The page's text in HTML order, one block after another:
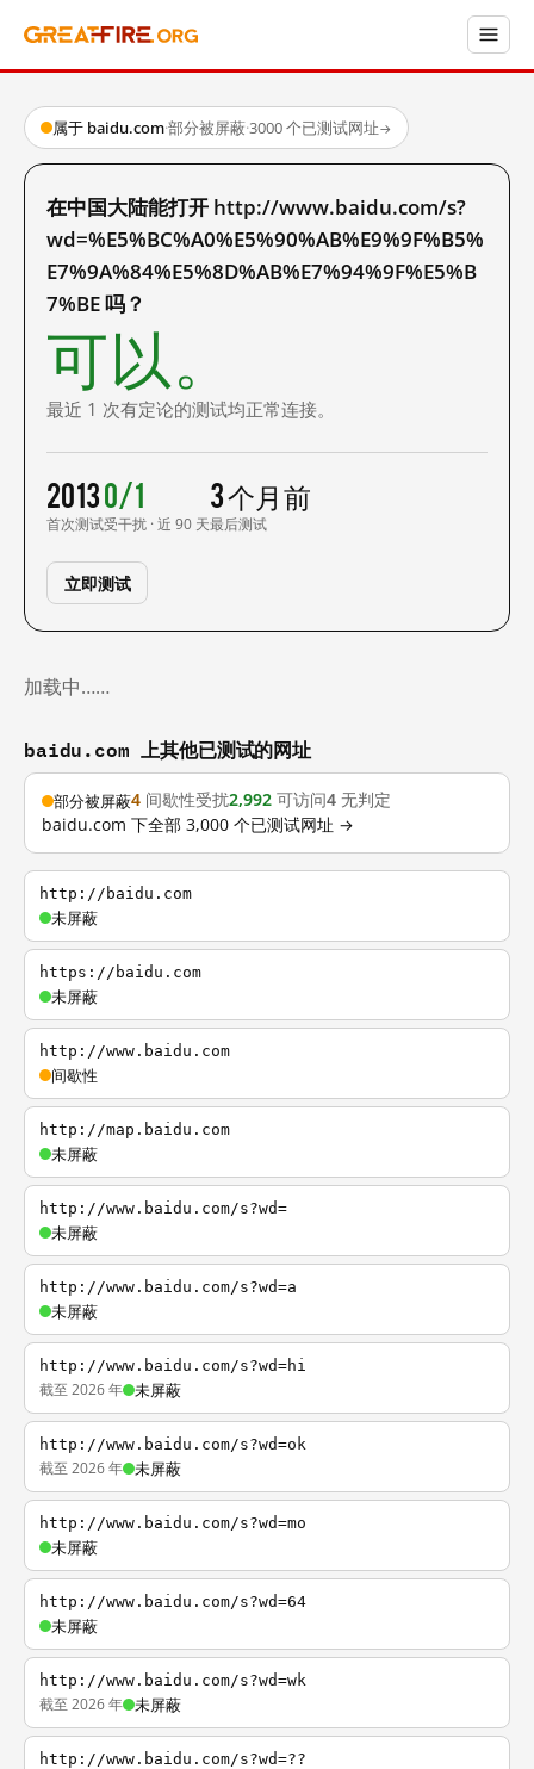
属于 baidu.com·部分被屏蔽·3000 个已测试网址→
在中国大陆能打开 http://www.baidu.com/s?
wd=%E5%BC%A0%E5%90%AB%E9%9F%B5%
E7%9A%84%E5%8D%AB%E7%94%9F%E5%B
7%BE 吗？
可以。
最近 1 次有定论的测试均正常连接。
2013
首次测试
0/1
受干扰 · 近 90 天
3 个月前
最后测试
立即测试
加载中……
baidu.com 上其他已测试的网址
部分被屏蔽4 间歇性受扰2,992 可访问4 无判定
baidu.com 下全部 3,000 个已测试网址 →
http://baidu.com
未屏蔽
https://baidu.com
未屏蔽
http://www.baidu.com
间歇性
http://map.baidu.com
未屏蔽
http://www.baidu.com/s?wd=
未屏蔽
http://www.baidu.com/s?wd=a
未屏蔽
http://www.baidu.com/s?wd=hi
截至 2026 年 未屏蔽
http://www.baidu.com/s?wd=ok
截至 2026 年 未屏蔽
http://www.baidu.com/s?wd=mo
未屏蔽
http://www.baidu.com/s?wd=64
未屏蔽
http://www.baidu.com/s?wd=wk
截至 2026 年 未屏蔽
http://www.baidu.com/s?wd=??